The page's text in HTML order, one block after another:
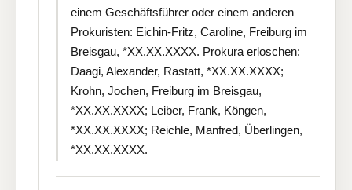
einem Geschäftsführer oder einem anderen
Prokuristen: Eichin-Fritz, Caroline, Freiburg im
Breisgau, *XX.XX.XXXX. Prokura erloschen:
Daagi, Alexander, Rastatt, *XX.XX.XXXX;
Krohn, Jochen, Freiburg im Breisgau,
*XX.XX.XXXX; Leiber, Frank, Köngen,
*XX.XX.XXXX; Reichle, Manfred, Überlingen,
*XX.XX.XXXX.